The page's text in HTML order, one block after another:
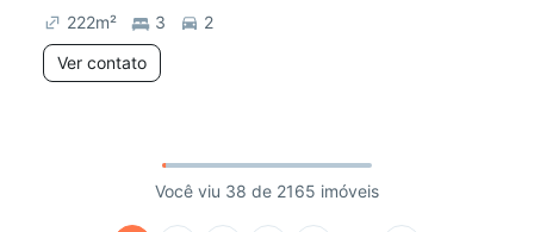
222m² 3
2
Ver contato
Você viu 38 de 2165 imóveis